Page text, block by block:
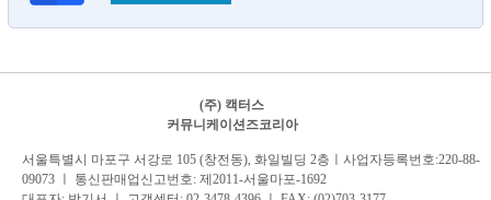
(주) 캑터스
커뮤니케이션즈코리아
서 울특별시 마포구 서강로 105 (창전동), 화일빌딩 2층 ㅣ사업자등록번호:220-88-
09073 ㅣ 통신판매업신고번호: 제2011-서울마포-1692